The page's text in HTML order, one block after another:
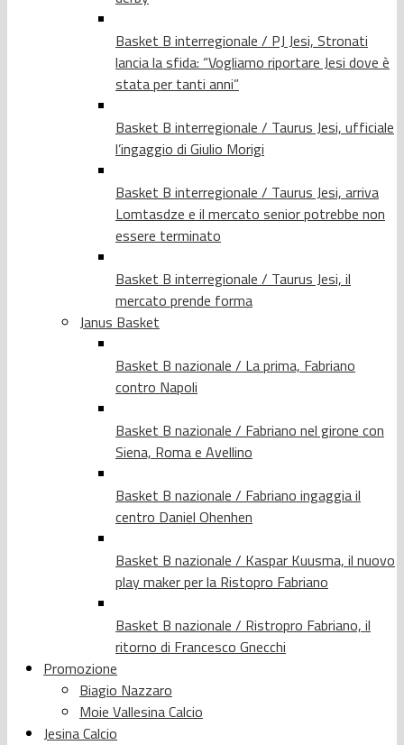
Basket B interregionale / PJ Jesi, Stronati
lancia la sfida: “Vogliamo riportare Jesi dove è
stata per tanti anni”
Basket B interregionale / Taurus Jesi, ufficiale
l’ingaggio di Giulio Morigi
Basket B interregionale / Taurus Jesi, arriva
Lomtasdze e il mercato senior potrebbe non
essere terminato
Basket B interregionale / Taurus Jesi, il
mercato prende forma
Janus Basket
Basket B nazionale / La prima, Fabriano
contro Napoli
Basket B nazionale / Fabriano nel girone con
Siena, Roma e Avellino
Basket B nazionale / Fabriano ingaggia il
centro Daniel Ohenhen
Basket B nazionale / Kaspar Kuusma, il nuovo
play maker per la Ristopro Fabriano
Basket B nazionale / Ristropro Fabriano, il
ritorno di Francesco Gnecchi
Promozione
Biagio Nazzaro
Moie Vallesina Calcio
Jesina Calcio